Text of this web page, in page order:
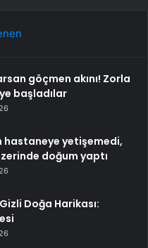
göçmen akını! Zorla
başladılar
hastaneye yetişemedi,
doğum yaptı
Doğa Harikası: